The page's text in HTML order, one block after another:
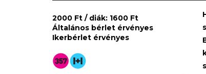
2000 Ft / diák: 1600 Ft
Általános bérlet érvényes
Ikerbérlet érvényes